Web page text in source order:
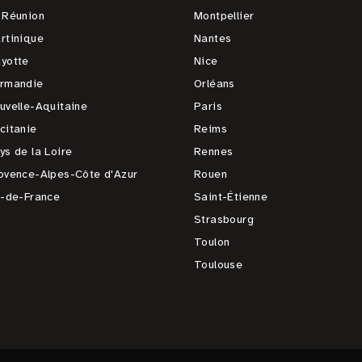
Aquitaine
de la Loire
Alpes-Côte d'Azur
de-France
Montpellier
Nantes
Nice
Orléans
Paris
Reims
Rennes
Rouen
Saint-Étienne
Strasbourg
Toulon
Toulouse